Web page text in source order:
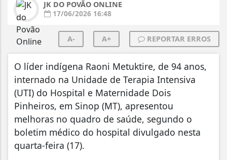
JK DO POVÃO ONLINE
17/06/2026 16:48
A- A+ REPORTAR ERROS
O líder indígena Raoni Metuktire, de 94 anos,
internado na Unidade de Terapia Intensiva
(UTI) do Hospital e Maternidade Dois
Pinheiros, em Sinop (MT), apresentou
melhoras no quadro de saúde, segundo o
boletim médico do hospital divulgado nesta
quarta-feira (17).